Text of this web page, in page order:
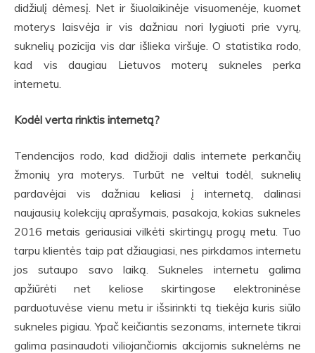
didžiulį dėmesį. Net ir šiuolaikinėje visuomenėje, kuomet
moterys laisvėja ir vis dažniau nori lygiuoti prie vyrų,
suknelių pozicija vis dar išlieka viršuje. O statistika rodo,
kad vis daugiau Lietuvos moterų sukneles perka
internetu.
Kodėl verta rinktis internetą?
Tendencijos rodo, kad didžioji dalis internete perkančių
žmonių yra moterys. Turbūt ne veltui todėl, suknelių
pardavėjai vis dažniau keliasi į internetą, dalinasi
naujausių kolekcijų aprašymais, pasakoja, kokias sukneles
2016 metais geriausiai vilkėti skirtingų progų metu. Tuo
tarpu klientės taip pat džiaugiasi, nes pirkdamos internetu
jos sutaupo savo laiką. Sukneles internetu galima
apžiūrėti net keliose skirtingose elektroninėse
parduotuvėse vienu metu ir išsirinkti tą tiekėja kuris siūlo
sukneles pigiau. Ypač keičiantis sezonams, internete tikrai
galima pasinaudoti viliojančiomis akcijomis suknelėms ne